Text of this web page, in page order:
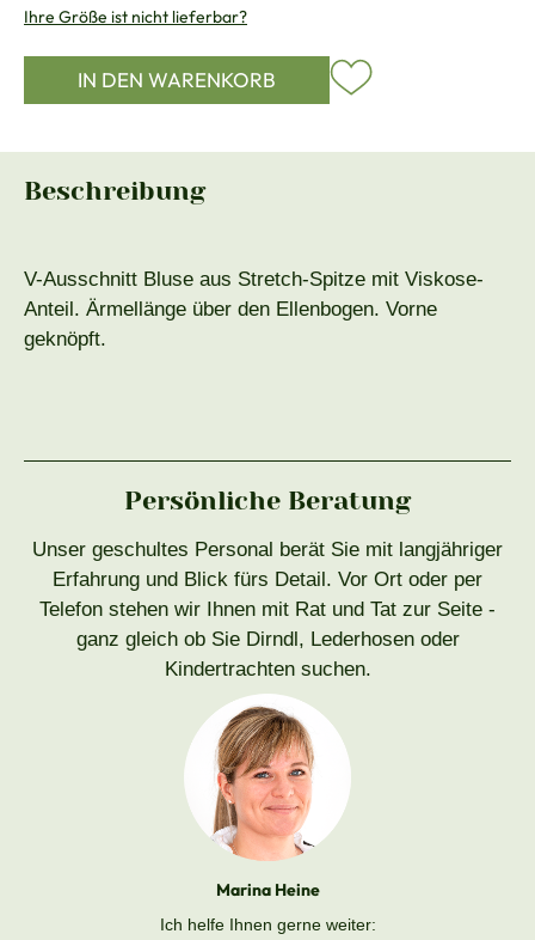
Ihre Größe ist nicht lieferbar?
IN DEN WARENKORB
Beschreibung
V-Ausschnitt Bluse aus Stretch-Spitze mit Viskose-
Anteil. Ärmellänge über den Ellenbogen. Vorne
geknöpft.
Persönliche Beratung
Unser geschultes Personal berät Sie mit langjähriger
Erfahrung und Blick fürs Detail. Vor Ort oder per
Telefon stehen wir Ihnen mit Rat und Tat zur Seite -
ganz gleich ob Sie Dirndl, Lederhosen oder
Kindertrachten suchen.
Marina Heine
Ich helfe Ihnen gerne weiter: